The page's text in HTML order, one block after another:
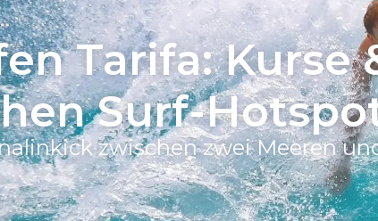
Tarifa: Kurse
Surf-
zwischen zwei Meeren